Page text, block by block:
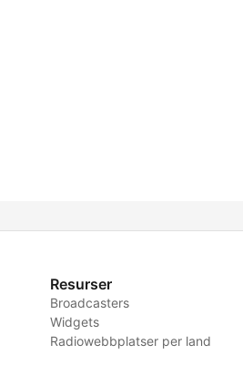
Resurser
Broadcasters
Widgets
Radiowebbplatser per land